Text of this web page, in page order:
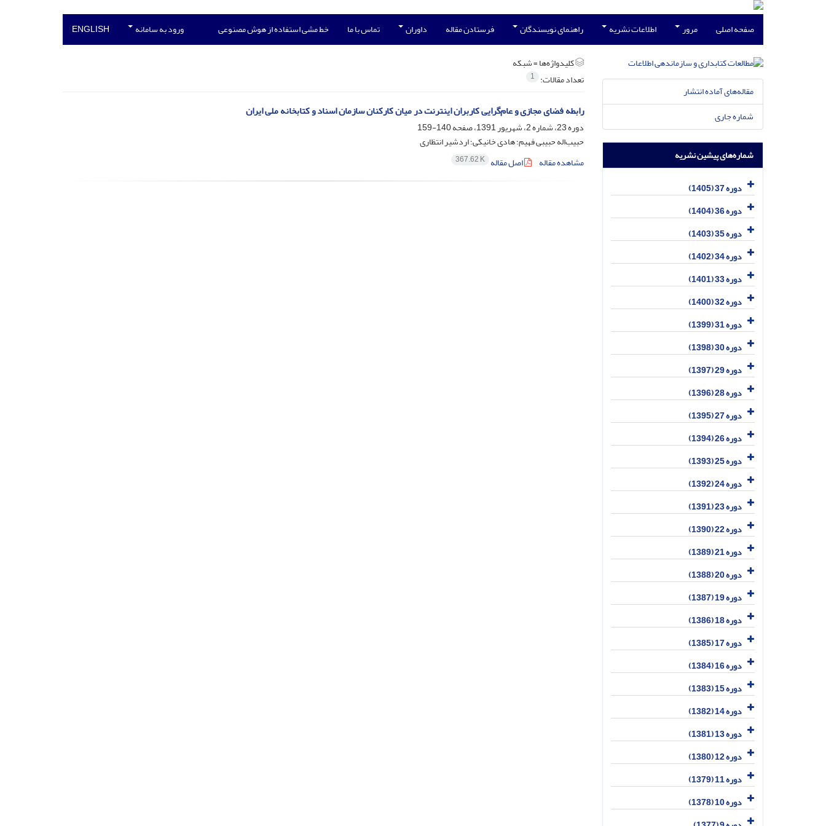
صفحه اصلی مرور اطلاعات نشریه راهنمای نویسندگان فرستادن مقاله داوران تماس با ما خط مشی استفاده از هوش مصنوعی ورود به سامانه ENGLISH
کلیدواژه‌ها =شبکه
تعداد مقالات: 1
رابطه فضای مجازی و عام‌گرایی کاربران اینترنت در میان کارکنان سازمان اسناد و کتابخانه ملی ایران
دوره 23، شماره 2، شهریور 1391، صفحه
140-159
حبیب‌اله حبیبی فهیم؛ هادی خانیکی؛ اردشیر انتظاری
مشاهده مقاله
اصل مقاله 367.62 K
مقاله‌های آماده انتشار
شماره جاری
شماره‌های پیشین نشریه
دوره 37 (1405)
دوره 36 (1404)
دوره 35 (1403)
دوره 34 (1402)
دوره 33 (1401)
دوره 32 (1400)
دوره 31 (1399)
دوره 30 (1398)
دوره 29 (1397)
دوره 28 (1396)
دوره 27 (1395)
دوره 26 (1394)
دوره 25 (1393)
دوره 24 (1392)
دوره 23 (1391)
دوره 22 (1390)
دوره 21 (1389)
دوره 20 (1388)
دوره 19 (1387)
دوره 18 (1386)
دوره 17 (1385)
دوره 16 (1384)
دوره 15 (1383)
دوره 14 (1382)
دوره 13 (1381)
دوره 12 (1380)
دوره 11 (1379)
دوره 10 (1378)